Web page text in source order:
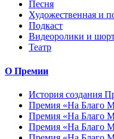
Песня
Художественная и
Подкаст
Видеоролики и
Театр
О Премии
История создания
Премия «На Благо
Премия «На Благо
Премия «На Благо